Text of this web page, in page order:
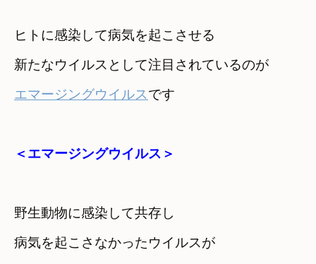
ヒトに感染して病気を起こさせる
新たなウイルスとして注目されているのが
エマージングウイルス
＜エマージングウイルス＞
野生動物に感染して共存し
病気を起こさなかったウイルスが